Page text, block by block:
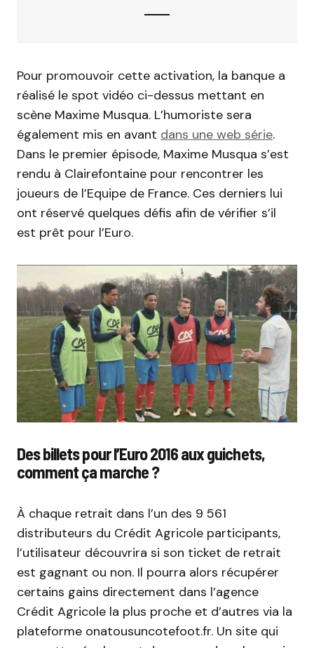
Pour promouvoir cette activation, la banque a
réalisé le spot vidéo ci-dessus mettant en
scène Maxime Musqua. L’humoriste sera
également mis en avant dans une web série.
Dans le premier épisode, Maxime Musqua s’est
rendu à Clairefontaine pour rencontrer les
joueurs de l’Equipe de France. Ces derniers lui
ont réservé quelques défis afin de vérifier s’il
est prêt pour l’Euro.
Des billets pour l’Euro 2016 aux guichets,
comment ça marche ?
À chaque retrait dans l’un des 9 561
distributeurs du Crédit Agricole participants,
l’utilisateur découvrira si son ticket de retrait
est gagnant ou non. Il pourra alors récupérer
certains gains directement dans l’agence
Crédit Agricole la plus proche et d’autres via la
plateforme onatousuncotefoot.fr. Un site qui